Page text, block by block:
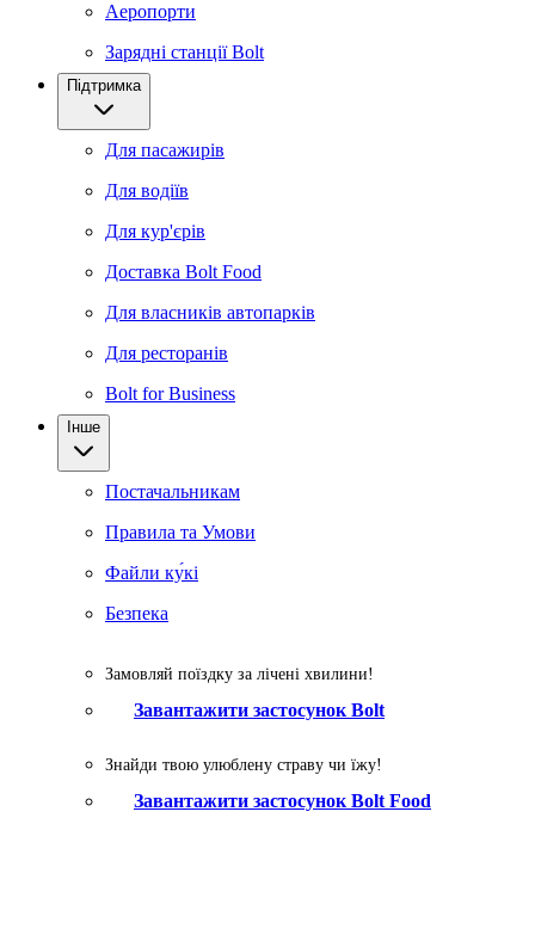
Аеропорти
Зарядні станції Bolt
Підтримка
Для пасажирів
Для водіїв
Для кур'єрів
Доставка Bolt Food
Для власників автопарків
Для ресторанів
Bolt for Business
Інше
Постачальникам
Правила та Умови
Файли ку́кі
Безпека
Замовляй поїздку за лічені хвилини!
Завантажити застосунок Bolt
Знайди твою улюблену страву чи їжу!
Завантажити застосунок Bolt Food